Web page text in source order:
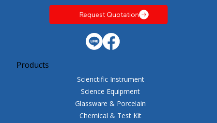
Request Quotation
Products
Scienctific Instrument
Science Equipment
Glassware & Porcelain
Chemical & Test Kit